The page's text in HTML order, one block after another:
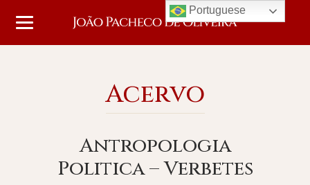
Acervo
Antropologia
Politica – Verbetes
Portuguese